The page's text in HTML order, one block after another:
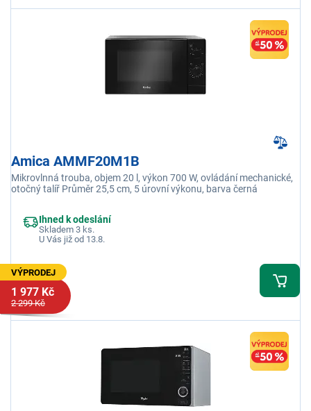
Amica AMMF20M1B
Mikrovlnná trouba, objem 20 l, výkon 700 W, ovládání mechanické,
otočný talíř Průměr 25,5 cm, 5 úrovní výkonu, barva černá
Ihned k odeslání
Skladem 3 ks.
U Vás již od 13.8.
VÝPRODEJ
1 977 Kč
2 299 Kč